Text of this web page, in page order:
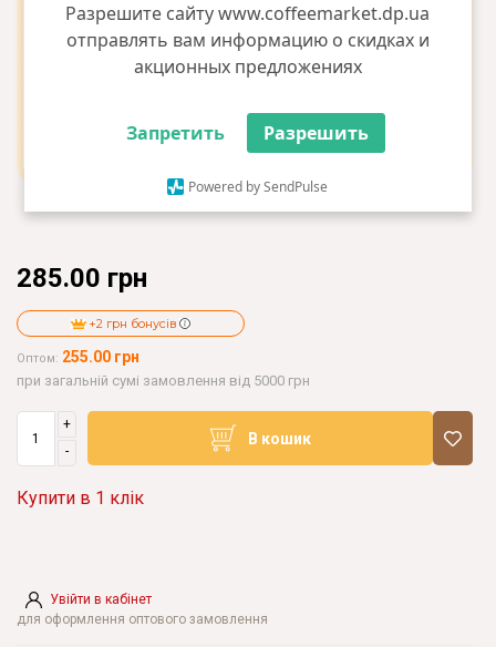
Разрешите сайту www.coffeemarket.dp.ua
отправлять вам информацию о скидках и
акционных предложениях
Запретить Разрешить
Powered by SendPulse
285.00 грн
+2 грн бонусів
Оптом: 255.00 грн
при загальній сумі замовлення від 5000 грн
+
-
В кошик
Купити в 1 клік
Увійти в кабінет
для оформлення оптового замовлення